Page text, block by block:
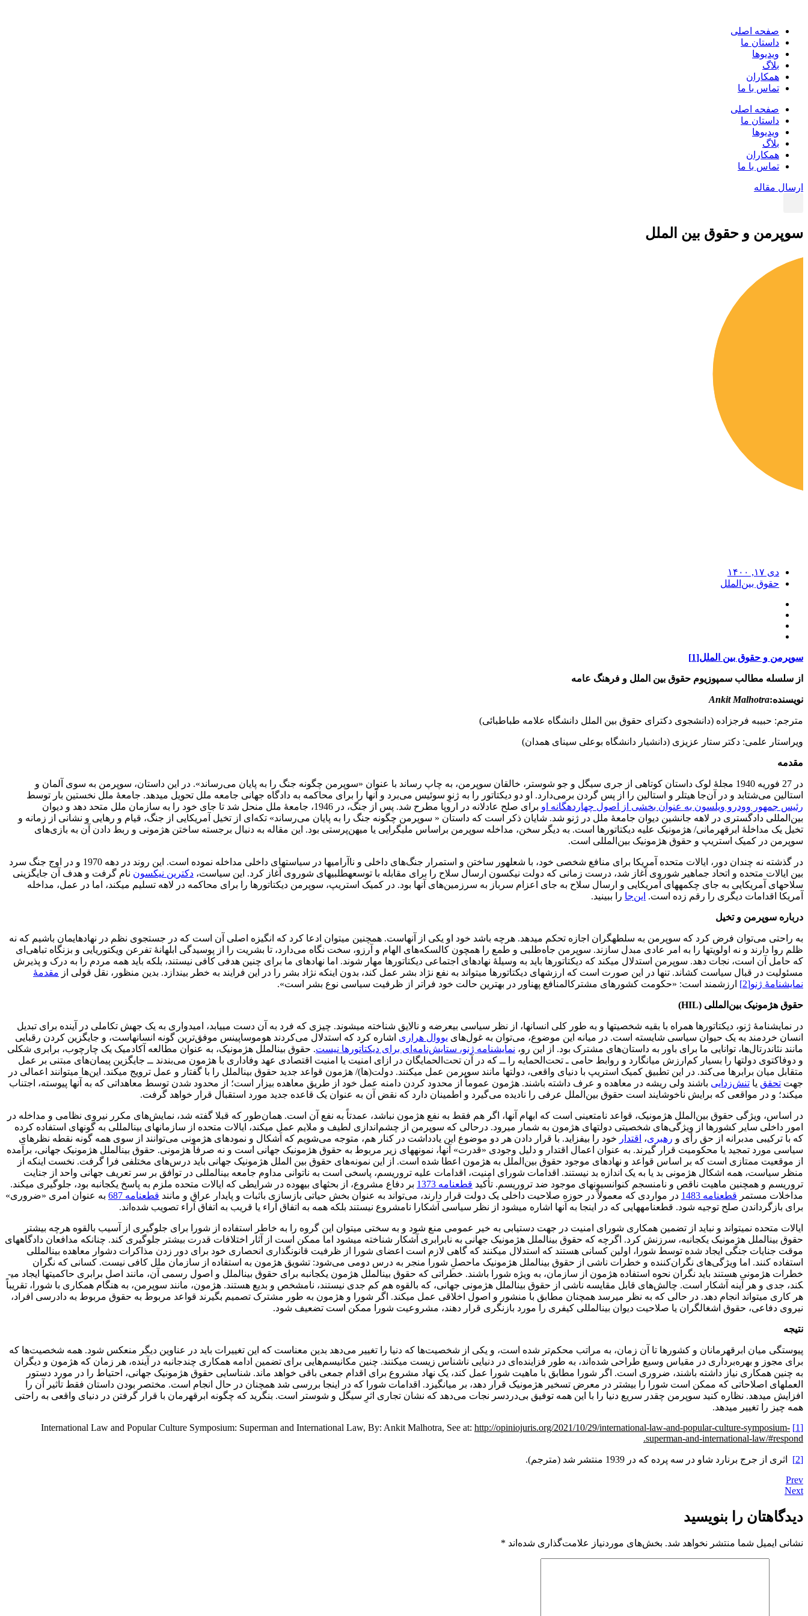
محتوا
صفحه اصلی
داستان ما
ویدیوها
بلاگ
همکاران
تماس با ما
صفحه اصلی
داستان ما
ویدیوها
بلاگ
همکاران
تماس با ما
ارسال مقاله
سوپرمن و حقوق بین ­الملل
دی ۱۷, ۱۴۰۰
حقوق بین‌الملل
سوپرمن و حقوق بین ­الملل[1]
از سلسله مطالب سمپوزیوم حقوق بین الملل و فرهنگ عامه
نویسنده:Ankit Malhotra
مترجم: حبیبه فرج­زاده (دانشجوی دکترای حقوق بین­ الملل دانشگاه علامه طباطبائی)
ویراستار علمی: دکتر ستار عزیزی (دانشیار دانشگاه بوعلی سینای همدان)
مقدمه
در 27 فوریه 1940 مجلۀ لوک داستان کوتاهی از جری سیگل و جو شوستر، خالقان سوپرمن، به چاپ رساند با عنوان «سوپرمن چگونه جنگ را به پایان می‌رساند». در این داستان، سوپرمن به سوی آلمان و
استالین می‌شتابد و در آن‌جا هیتلر و استالین را از پس گردن برمی‌دارد. او دو دیکتاتور را به ژنوِ سوئیس می‌برد و آنها را برای محاکمه به دادگاه جهانی جامعه ملل تحویل می­دهد. جامعۀ ملل نخستین بار توسط
رئیس جمهور وودرو ویلسون به عنوان بخشی از اصول چهارده­گانه او
برای صلح عادلانه در اروپا مطرح شد. پس از جنگ، در 1946، جامعۀ ملل منحل شد تا جای خود را به سازمان ملل متحد دهد و دیوان
بین‌المللی دادگستری در لاهه جانشین دیوان جامعۀ ملل در ژنو شد. شایان ذکر است که داستان « سوپرمن چگونه جنگ را به پایان می‌رساند» تکه‌ای از تخیل آمریکایی از جنگ، قیام و رهایی و نشانی از زمانه و
تخیل یک مداخلۀ ابرقهرمانی/ هژمونیک علیه دیکتاتورها است. به دیگر سخن، مداخله سوپرمن براساس ملی­گرایی یا میهن‌پرستی بود. این مقاله به دنبال برجسته ساختن هژمونی و ربط دادن آن به بازی‌های
سوپرمن در کمیک استریپ و حقوق هژمونیک بین‌المللی است.
در گذشته نه چندان دور، ایالات متحده آمریکا برای منافع شخصی خود، با شعله­ور ساختن و استمرار جنگ‌های داخلی و ناآرامی­ها در سیاست­های داخلی مداخله نموده است. این روند در دهه 1970 و در اوج جنگ سرد
بین ایالات متحده و اتحاد جماهیر شوروی آغاز شد، درست زمانی که دولت نیکسون ارسال سلاح را برای مقابله با توسعه­طلبی­های شوروی آغاز کرد. این سیاست، دکترین نیکسون نام گرفت و هدف آن جایگزینی
سلاح­های آمریکایی به جای چکمه­های آمریکایی و ارسال سلاح به جای اعزام سرباز به سرزمین‌های آنها بود. در کمیک استریپ، سوپرمن دیکتاتورها را برای محاکمه در لاهه تسلیم می­کند، اما در عمل، مداخله
آمریکا اقدامات دیگری را رقم زده است. این‌جا را ببینید.
درباره سوپرمن و تخیل
به راحتی می‌توان فرض کرد که سوپرمن به سلطه­گران اجازه تحکم می­دهد. هرچه باشد خود او یکی از آنهاست. همچنین می­توان ادعا کرد که انگیزه اصلی آن است که در جستجوی نظم در نهادهایمان باشیم که نه
ظلم روا دارند و نه اولویت­ها را به امر عادی مبدل سازند. سوپرمن جاه‌طلبی و طمع را همچون کالسکه‌های الهام و آرزو، سخت نگاه می‌دارد، تا بشریت را از پوسیدگی ابلهانۀ تفرعن ویکتوریایی و بزنگاه تباهی‌ای
که حامل آن است، نجات دهد. سوپرمن استدلال می­کند که دیکتاتورها باید به وسیلۀ نهادهای اجتماعی دیکتاتورها مهار شوند. اما نهادهای ما برای چنین هدفی کافی نیستند، بلکه باید همه مردم را به درک و پذیرش
مسئولیت در قبال سیاست کشاند. تنها در این صورت است که ارزش­های دیکتاتورها می­تواند به نفع نژاد بشر عمل کند، بدون اینکه نژاد بشر را در این فرایند به خطر بیندازد. بدین منظور، نقل قولی از مقدمۀ
نمایشنامۀ ژنو[2] ارزشمند است: «حکومت کشورهای مشترک­المنافع پهناور در بهترین حالت خود فراتر از ظرفیت سیاسی نوع بشر است».
حقوق هژمونیک بین‌المللی (HIL
)
در نمایشنامۀ ژنو، دیکتاتورها همراه با بقیه شخصیت­ها و به طور کلی انسان­ها، از نظر سیاسی بی­عرضه و نالایق شناخته می­شوند. چیزی که فرد به آن دست می­یابد، امیدواری به یک جهش تکاملی در آینده برای تبدیل
انسان خردمند به یک حیوان سیاسی شایسته است. در میانه این موضوع، می‌توان به غول‌های یووال هراری اشاره کرد که استدلال می‌کردند هوموساپینس‌ موفق‌ترین گونه انسان­هاست، و جایگزین کردن رقبایی
مانند نئاندرتال‌ها، توانایی ما برای باور به داستان‌های مشترک بود. از این رو، نمایشنامه ژنو، ستایش‌نامه­‌ای برای دیکتاتورها نیست. حقوق بین­الملل هژمونیک، به عنوان مطالعه آکادمیک یک چارچوب، برابری شکلی
و دوفاکتوی دولت­ها را بسیار کم‌ارزش می­انگارد و روابط حامی ـ تحت‌الحمایه را ــ که در آن تحت‌الحمایگان در ازای امنیت یا امنیت اقتصادی عهد وفاداری با هژمون می‌بندند ــ جایگزین پیمان‌های مبتنی بر عمل
متقابل میان برابرها می‌کند. در این تطبیق کمیک استریپ با دنیای واقعی، دولت­ها مانند سوپرمن عمل می­کنند. دولت(ها)/ هژمون قواعد جدید حقوق بین­الملل را با گفتار و عمل ترویج می­کند. این‌ها می­توانند اعمالی در
جهت تحقق یا تنش‌زدایی باشند ولی ریشه در معاهده و عرف داشته باشند. هژمون عموماً از محدود کردن دامنه عمل خود از طریق معاهده بیزار است؛ از محدود شدن توسط معاهداتی که به آنها پیوسته، اجتناب
می­کند؛ و در مواقعی که برایش ناخوشایند است حقوق بین‌الملل عرفی را نادیده می‌گیرد و اطمینان دارد که نقض آن به عنوان یک قاعده جدید مورد استقبال قرار خواهد گرفت.
در اساس، ویژگی حقوق بین‌الملل هژمونیک، قواعد نامتعینی است که ابهام آنها، اگر هم فقط به نفع هژمون نباشد، عمدتاً به نفع آن است. همان‌طور که قبلا گفته شد، نمایش‌های مکرر نیروی نظامی و مداخله در
امور داخلی سایر کشورها از ویژگی‌های شخصیتی دولت­های هژمون به شمار می­رود. درحالی که سوپرمن از چشم‌اندازی لطیف و ملایم عمل می­کند، ایالات متحده از سازمان­های بین­المللی به گونه­ای استفاده کرده
که با ترکیبی مدبرانه از حق رأی و رهبری، اقتدار خود را بیفزاید. با قرار دادن هر دو موضوع این یادداشت در کنار هم، متوجه می‌شویم که اَشکال و نمودهای هژمونی می‌توانند از سوی همه گونه نقطه نظرهای
سیاسی مورد تمجید یا محکومیت قرار گیرند. به عنوان اعمال اقتدار و دلیل وجودی «قدرت» آنها، نمونه­های زیر مربوط به حقوق هژمونیک جهانی است و نه صرفاً هژمونی. حقوق بین­الملل هژمونیک جهانی، برآمده
از موقعیت ممتازی است که بر اساس قواعد و نهادهای موجود حقوق بین‌الملل به هژمون اعطا شده است. از این نمونه‌های حقوق بین الملل هژمونیک جهانی باید درس‌های مختلفی فرا گرفت. نخست اینکه از
منظر سیاست، همه اشکال هژمونی بد یا به یک اندازه بد نیستند. اقدامات شورای امنیت، اقدامات علیه تروریسم، پاسخی است به ناتوانی مداوم جامعه بین­المللی در توافق بر سر تعریف جهانی واحد از جنایت
تروریسم و همچنین ماهیت ناقص و نامنسجم کنوانسیون­های موجود ضد تروریسم. تأکید قطعنامه 1373
بر دفاع مشروع، از بحث­های بیهوده در شرایطی که ایالات متحده ملزم به پاسخ یکجانبه بود، جلوگیری می­کند.
مداخلات مستمر قطعنامه 1483 در مواردی که معمولاً در حوزه صلاحیت داخلی یک دولت قرار دارند، می‌تواند به عنوان بخش حیاتی بازسازی باثبات و پایدار عراق و مانند قطعنامه 687
به عنوان امری «ضروری»
برای بازگرداندن صلح توجیه شود. قطعنامه­هایی که در اینجا به آنها اشاره می­شود از نظر سیاسی آشکارا نامشروع نیستند بلکه همه به اتفاق آراء یا قریب به اتفاق آراء تصویب شده‌اند.
ایالات متحده نمی­تواند و نباید از تضمین همکاری شورای امنیت در جهت دستیابی به خیر عمومی منع شود و به سختی می­توان این گروه را به خاطر استفاده از شورا برای جلوگیری از آسیب بالقوه هرچه بیشتر
حقوق بین­الملل هژمونیک یکجانبه، سرزنش کرد. اگرچه که حقوق بین­الملل هژمونیک جهانی به نابرابری آشکار شناخته می­شود اما ممکن است از آثار اختلافات قدرت بیشتر جلوگیری کند. چنانکه مدافعان دادگاه­های
موقت جنایات جنگی ایجاد شده توسط شورا، اولین کسانی هستند که استدلال می­کنند که گاهی لازم است اعضای شورا از ظرفیت قانون­گذاری انحصاری خود برای دور زدن مذاکرات دشوار معاهده بین­المللی
استفاده کنند. اما ویژگی‌های نگران‌کننده و خطرات ناشی از حقوق بین­الملل هژمونیک ماحصلِ شورا منجر به درس دومی می‌شود: تشویق هژمون به استفاده از سازمان ملل کافی نیست. کسانی که نگران
خطرات هژمونی هستند باید نگران نحوه استفاده هژمون از سازمان، به ویژه شورا باشند. خطراتی که حقوق بین­الملل هژمون یکجانبه برای حقوق بین­الملل و اصول رسمی آن، مانند اصل برابری حاکمیت­ها ایجاد می­
کند، جدی و هر آینه آشکار است. چالش‌های قابل مقایسه ناشی از حقوق بین­الملل هژمونی جهانی، که بالقوه هم کم جدی نیستند، نامشخص و بدیع هستند. هژمون، مانند سوپرمن، به هنگام همکاری با شورا، تقریباً
هر کاری می­تواند انجام دهد. در حالی که به نظر می­رسد همچنان مطابق با منشور و اصول اخلاقی عمل می­کند. اگر شورا و هژمون به طور مشترک تصمیم بگیرند قواعد مربوط به حقوق مربوط به دادرسی افراد،
نیروی دفاعی، حقوق اشغالگران یا صلاحیت دیوان بین­المللی کیفری را مورد بازنگری قرار دهند، مشروعیت شورا ممکن است تضعیف شود.
نتیجه
پیوستگی میان ابرقهرمانان و کشورها تا آن زمان، به مراتب محکم‌تر شده است، و یکی از شخصیت‌ها که دنیا را تغییر می‌دهد بدین معناست که این تغییرات باید در عناوین دیگر منعکس شود. همه شخصیت‌ها که
برای مجوز و بهره‌برداری در مقیاس وسیع طراحی شده‌اند، به طور فزاینده‌ای در دنیایی ناشناس زیست می­کنند. چنین مکانیسم‌هایی برای تضمین ادامه همکاری چندجانبه در آینده، هر زمان که هژمون و دیگران
به چنین همکاری نیاز داشته باشند، ضروری است. اگر شورا مطابق با ماهیت شورا عمل کند، یک نهاد مشروع برای اقدام جمعی باقی خواهد ماند. شناسایی حقوق هژمونیک جهانی، احتیاط را در مورد دستور
العمل­های اصلاحاتی که ممکن است شورا را بیشتر در معرض تسخیر هژمونیک قرار دهد، بر می­انگیزد. اقدامات شورا که در اینجا بررسی شد همچنان در حال انجام است. مختصر بودن داستان فقط تأثیر آن را
افزایش می­دهد. نظاره کنید سوپرمن چقدر سریع دنیا را با این همه توفیق بی‌دردسر نجات می‌دهد که نشان تجاری اثرِ سیگل و شوستر است. بنگرید که چگونه ابرقهرمان با قرار گرفتن در دنیای واقعی به راحتی
همه چیز را تغییر می­دهد.
[1]
http://opiniojuris.org/2021/10/29/international-law-and-popular-culture-symposium-
superman-and-international-law/#respond.
[2]
اثری از جرج برنارد شاو در سه پرده که در 1939 منتشر شد (مترجم).
Prev
Next
دیدگاهتان را بنویسید
نشانی ایمیل شما منتشر نخواهد شد. بخش‌های موردنیاز علامت‌گذاری شده‌اند *